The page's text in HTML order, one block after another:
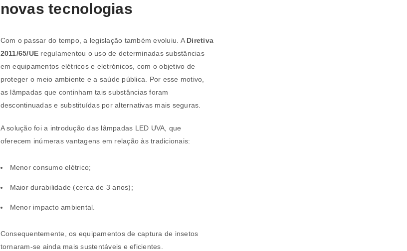
Endereço de email*
A ligação para definir uma nova senha será enviada para o seu
REGISTAR NOVA CONTA
novas tecnologias
Com o passar do tempo, a legislação também evoluiu. A Diretiva
2011/65/UE regulamentou o uso de determinadas substâncias
em equipamentos elétricos e eletrónicos, com o objetivo de
proteger o meio ambiente e a saúde pública. Por esse motivo,
as lâmpadas que continham tais substâncias foram
descontinuadas e substituídas por alternativas mais seguras.
A solução foi a introdução das lâmpadas LED UVA, que
oferecem inúmeras vantagens em relação às tradicionais:
Menor consumo elétrico;
Maior durabilidade (cerca de 3 anos);
Menor impacto ambiental.
Consequentemente, os equipamentos de captura de insetos
tornaram-se ainda mais sustentáveis e eficientes.